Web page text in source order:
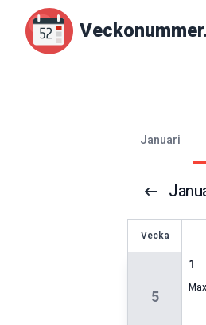
januari
Vecka
5
1